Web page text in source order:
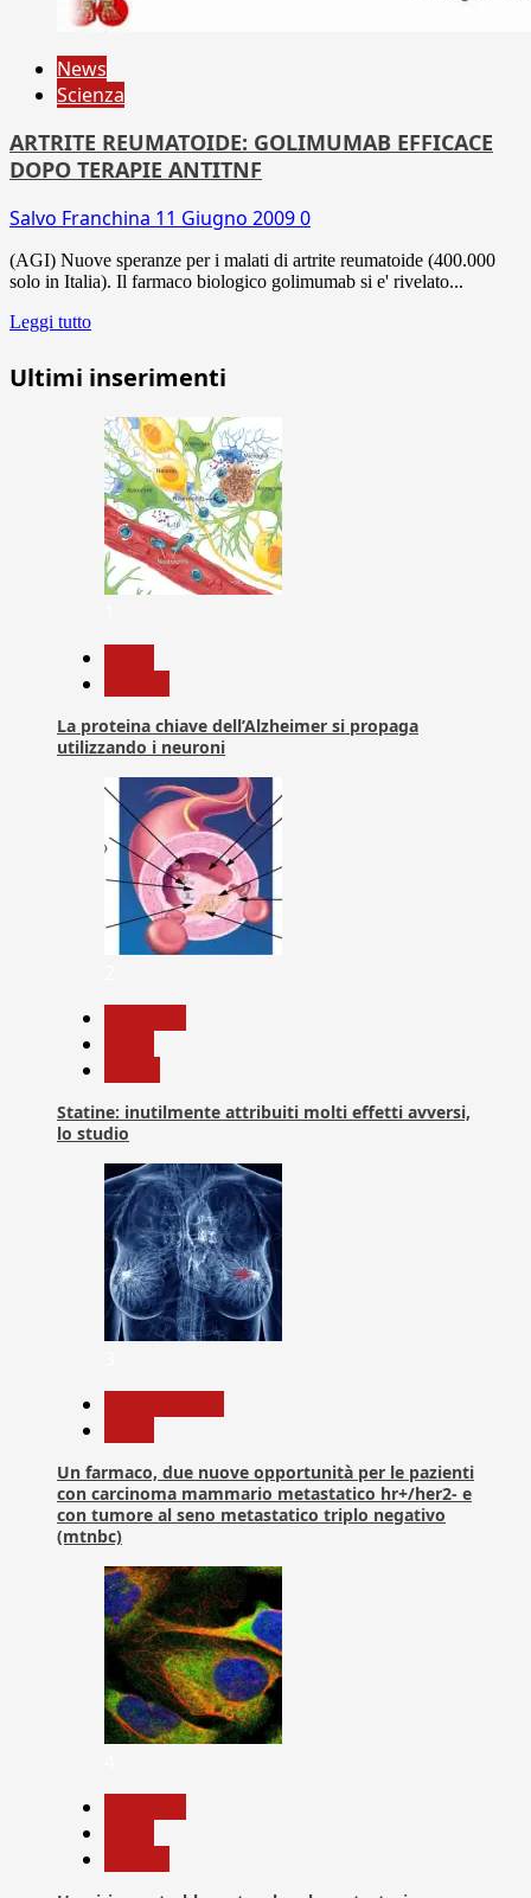
News
Scienza
ARTRITE REUMATOIDE: GOLIMUMAB EFFICACE
DOPO TERAPIE ANTITNF
Salvo Franchina 11 Giugno 20090
(AGI) Nuove speranze per i malati di artrite reumatoide (400.000
solo in Italia). Il farmaco biologico golimumab si e' rivelato...
Leggi tutto
Ultimi inserimenti
La proteina chiave dell’Alzheimer si propaga
utilizzando i neuroni
Statine: inutilmente attribuiti molti effetti avversi,
lo studio
Un farmaco, due nuove opportunità per le pazienti
con carcinoma mammario metastatico hr+/her2- e
con tumore al seno metastatico triplo negativo
(mtnbc)